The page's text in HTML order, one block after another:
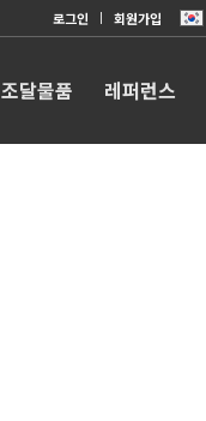
로그인 회원가입
조달물품 레퍼런스